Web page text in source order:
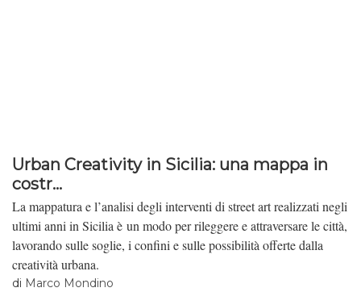
Urban Creativity in Sicilia: una mappa in
costr...
La mappatura e l’analisi degli interventi di street art realizzati negli
ultimi anni in Sicilia è un modo per rileggere e attraversare le città,
lavorando sulle soglie, i confini e sulle possibilità offerte dalla
creatività urbana.
di Marco Mondino